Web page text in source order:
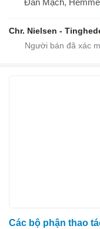
Đan Mạch,
Chr. Nielsen -